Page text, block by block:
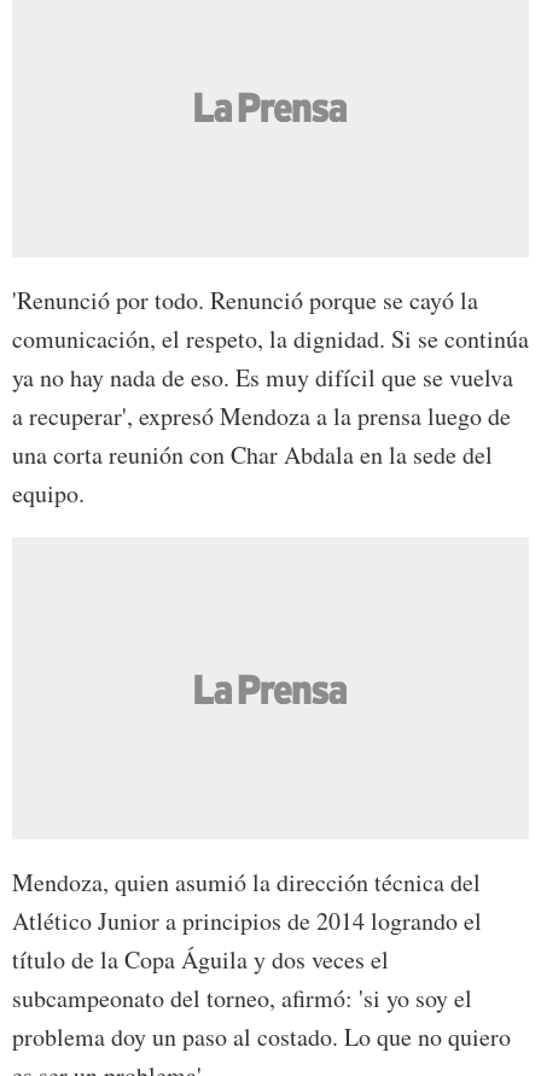
'Renunció por todo. Renunció porque se cayó la
comunicación, el respeto, la dignidad. Si se continúa
ya no hay nada de eso. Es muy difícil que se vuelva
a recuperar', expresó Mendoza a la prensa luego de
una corta reunión con Char Abdala en la sede del
equipo.
Mendoza, quien asumió la dirección técnica del
Atlético Junior a principios de 2014 logrando el
título de la Copa Águila y dos veces el
subcampeonato del torneo, afirmó: 'si yo soy el
problema doy un paso al costado. Lo que no quiero